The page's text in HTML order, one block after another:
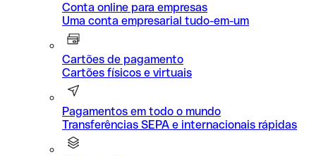
Conta online para empresas
Uma conta empresarial tudo-em-um
Cartões de pagamento
Cartões físicos e virtuais
Pagamentos em todo o mundo
Transferências SEPA e internacionais rápidas